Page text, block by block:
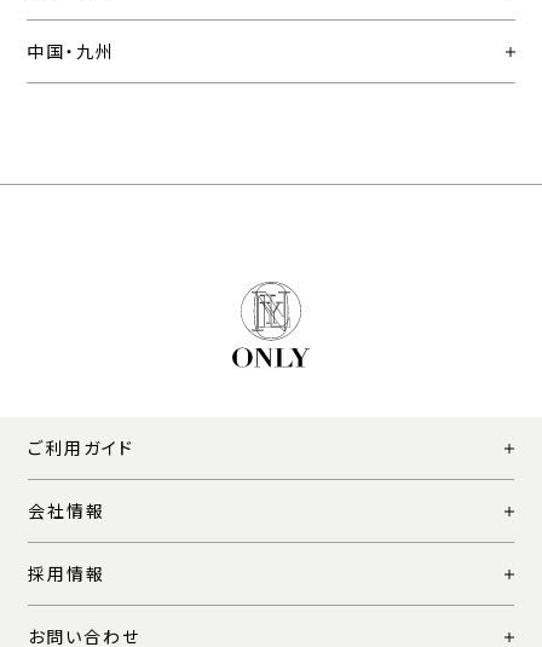
中国・九州
ご利用ガイド
会社情報
採用情報
お問い合わせ